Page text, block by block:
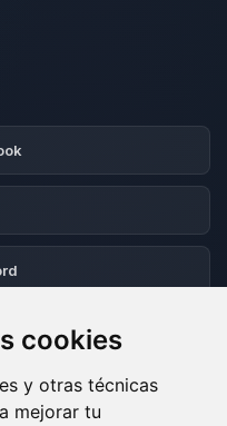
cookies
y otras técnicas
mejorar tu